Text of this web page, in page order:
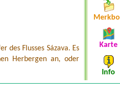
des Flusses Sázava. Es
Herbergen an, oder
Karte
Info